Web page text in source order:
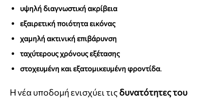
υψηλή διαγνωστική ακρίβεια
εξαιρετική ποιότητα εικόνας
χαμηλή ακτινική επιβάρυνση
ταχύτερους χρόνους εξέτασης
στοχευμένη και εξατομικευμένη φροντίδα.
Η νέα υποδομή ενισχύει τις δυνατότητες του